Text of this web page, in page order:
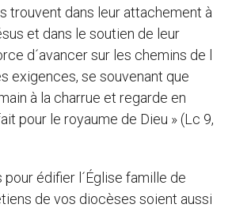
trouvent dans leur attachement à
et dans le soutien de leur
d´avancer sur les chemins de l
exigences, se souvenant que
à la charrue et regarde en
pour le royaume de Dieu » (Lc 9,
édifier l´Église famille de
de vos diocèses soient aussi